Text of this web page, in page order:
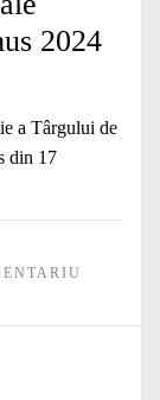
2024
a Târgului de
din 17